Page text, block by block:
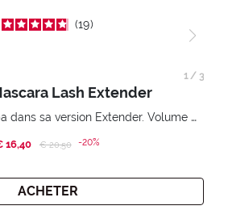
19
Lash Extender
Le mascara de Pupa dans sa version Extender. Volume extension 3D. Des cils amplifiés et liftés à l’infini.
16,40 Price reduced from
€ 20,50to-20%
ACHETER
1 / 3